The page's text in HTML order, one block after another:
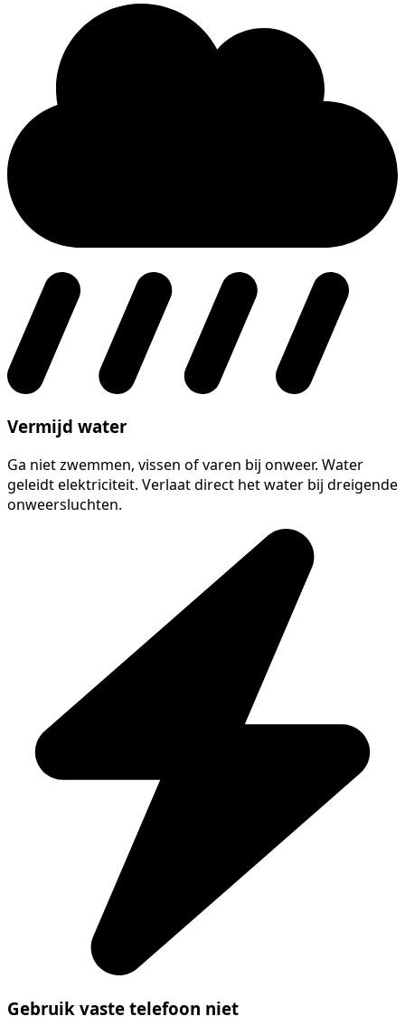
Vermijd water
Ga niet zwemmen, vissen of varen bij onweer. Water
geleidt elektriciteit. Verlaat direct het water bij dreigende
onweersluchten.
Gebruik vaste telefoon niet